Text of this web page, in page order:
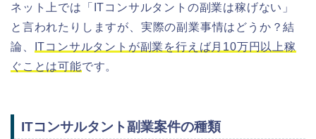
ネット上では「ITコンサルタントの副業は稼げない」
と言われたりしますが、実際の副業事情はどうか？結
論、
ITコンサルタントが副業を行えば月10万円以上稼
ぐことは可能です。
ITコンサルタント副業案件の種類